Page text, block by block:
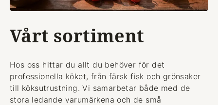
Vårt sortiment
Hos oss hittar du allt du behöver för det
professionella köket, från färsk fisk och grönsaker
till köksutrustning. Vi samarbetar både med de
stora ledande varumärkena och de små